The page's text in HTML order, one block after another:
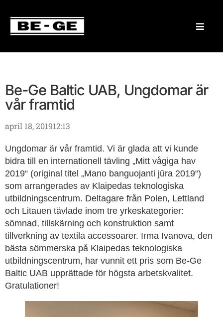
Be-Ge Baltic UAB, Ungdomar är
vår framtid
april 18, 201912:13
Ungdomar är vår framtid. Vi är glada att vi kunde
bidra till en internationell tävling „Mitt vågiga hav
2019“ (original titel „Mano banguojanti jūra 2019“)
som arrangerades av Klaipedas teknologiska
utbildningscentrum. Deltagare från Polen, Lettland
och Litauen tävlade inom tre yrkeskategorier:
sömnad, tillskärning och konstruktion samt
tillverkning av textila accessoarer. Irma Ivanova, den
bästa sömmerska på Klaipedas teknologiska
utbildningscentrum, har vunnit ett pris som Be-Ge
Baltic UAB upprättade för högsta arbetskvalitet.
Gratulationer!